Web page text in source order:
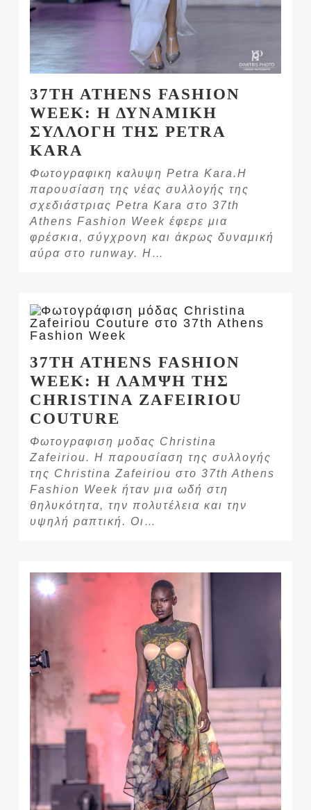
37TH ATHENS FASHION
WEEK: Η ΔΥΝΑΜΙΚΗ
ΣΥΛΛΟΓΗ ΤΗΣ PETRA
KARA
Φωτογραφικη καλυψη Petra Kara.Η
παρουσίαση της νέας συλλογής της
σχεδιάστριας Petra Kara στο 37th
Athens Fashion Week έφερε μια
φρέσκια, σύγχρονη και άκρως δυναμική
αύρα στο runway. Η…
37TH ATHENS FASHION
WEEK: Η ΛΑΜΨΗ ΤΗΣ
CHRISTINA ZAFEIRIOU
COUTURE
Φωτογραφιση μοδας Christina
Zafeiriou. Η παρουσίαση της συλλογής
της Christina Zafeiriou στο 37th Athens
Fashion Week ήταν μια ωδή στη
θηλυκότητα, την πολυτέλεια και την
υψηλή ραπτική. Οι…